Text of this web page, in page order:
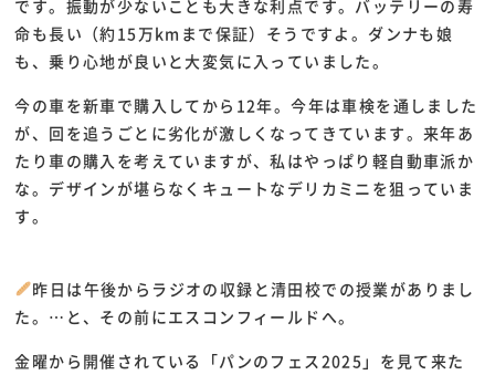
です。振動が少ないことも大きな利点です。バッテリーの寿
命も長い（約15万kmまで保証）そうですよ。ダンナも娘
も、乗り心地が良いと大変気に入っていました。
今の車を新車で購入してから12年。今年は車検を通しました
が、回を追うごとに劣化が激しくなってきています。来年あ
たり車の購入を考えていますが、私はやっぱり軽自動車派か
な。デザインが堪らなくキュートなデリカミニを狙っていま
す。
昨日は午後からラジオの収録と清田校での授業がありまし
た。…と、その前にエスコンフィールドへ。
金曜から開催されている「パンのフェス2025」を見て来た